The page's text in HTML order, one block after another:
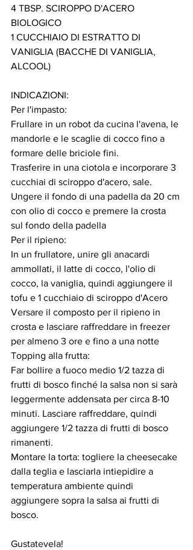
4 TBSP. SCIROPPO D'ACERO
BIOLOGICO
1 CUCCHIAIO DI ESTRATTO DI
VANIGLIA (BACCHE DI VANIGLIA,
ALCOOL)
INDICAZIONI:
Per l'impasto:
Frullare in un robot da cucina l'avena, le
mandorle e le scaglie di cocco fino a
formare delle briciole fini.
Trasferire in una ciotola e incorporare 3
cucchiai di sciroppo d'acero, sale.
Ungere il fondo di una padella da 20 cm
con olio di cocco e premere la crosta
sul fondo della padella
Per il ripieno:
In un frullatore, unire gli anacardi
ammollati, il latte di cocco, l'olio di
cocco, la vaniglia, quindi aggiungere il
tofu e 1 cucchiaio di sciroppo d'Acero
Versare il composto per il ripieno in
crosta e lasciare raffreddare in freezer
per almeno 3 ore e fino a una notte
Topping alla frutta:
Far bollire a fuoco medio 1/2 tazza di
frutti di bosco finché la salsa non si sarà
leggermente addensata per circa 8-10
minuti. Lasciare raffreddare, quindi
aggiungere 1/2 tazza di frutti di bosco
rimanenti.
Montare la torta: togliere la cheesecake
dalla teglia e lasciarla intiepidire a
temperatura ambiente quindi
aggiungere sopra la salsa ai frutti di
bosco.
Gustatevela!